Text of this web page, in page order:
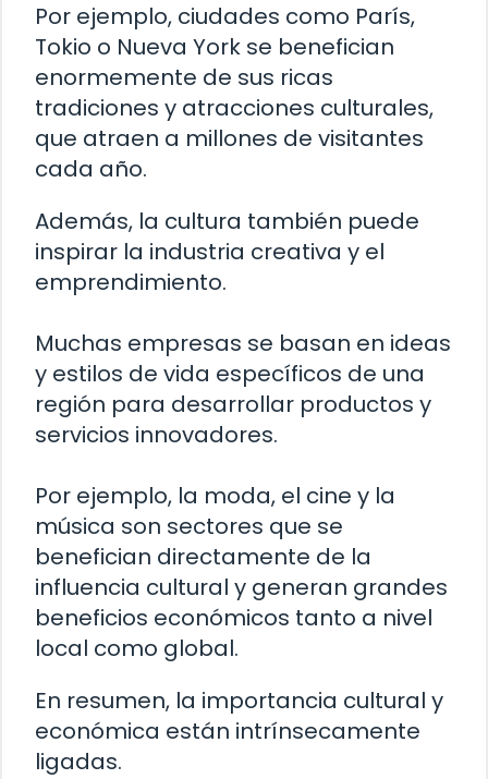
Por ejemplo, ciudades como París,
Tokio o Nueva York se benefician
enormemente de sus ricas
tradiciones y atracciones culturales,
que atraen a millones de visitantes
cada año.
Además, la cultura también puede
inspirar la industria creativa y el
emprendimiento.
Muchas empresas se basan en ideas
y estilos de vida específicos de una
región para desarrollar productos y
servicios innovadores.
Por ejemplo, la moda, el cine y la
música son sectores que se
benefician directamente de la
influencia cultural y generan grandes
beneficios económicos tanto a nivel
local como global.
En resumen, la importancia cultural y
económica están intrínsecamente
ligadas.